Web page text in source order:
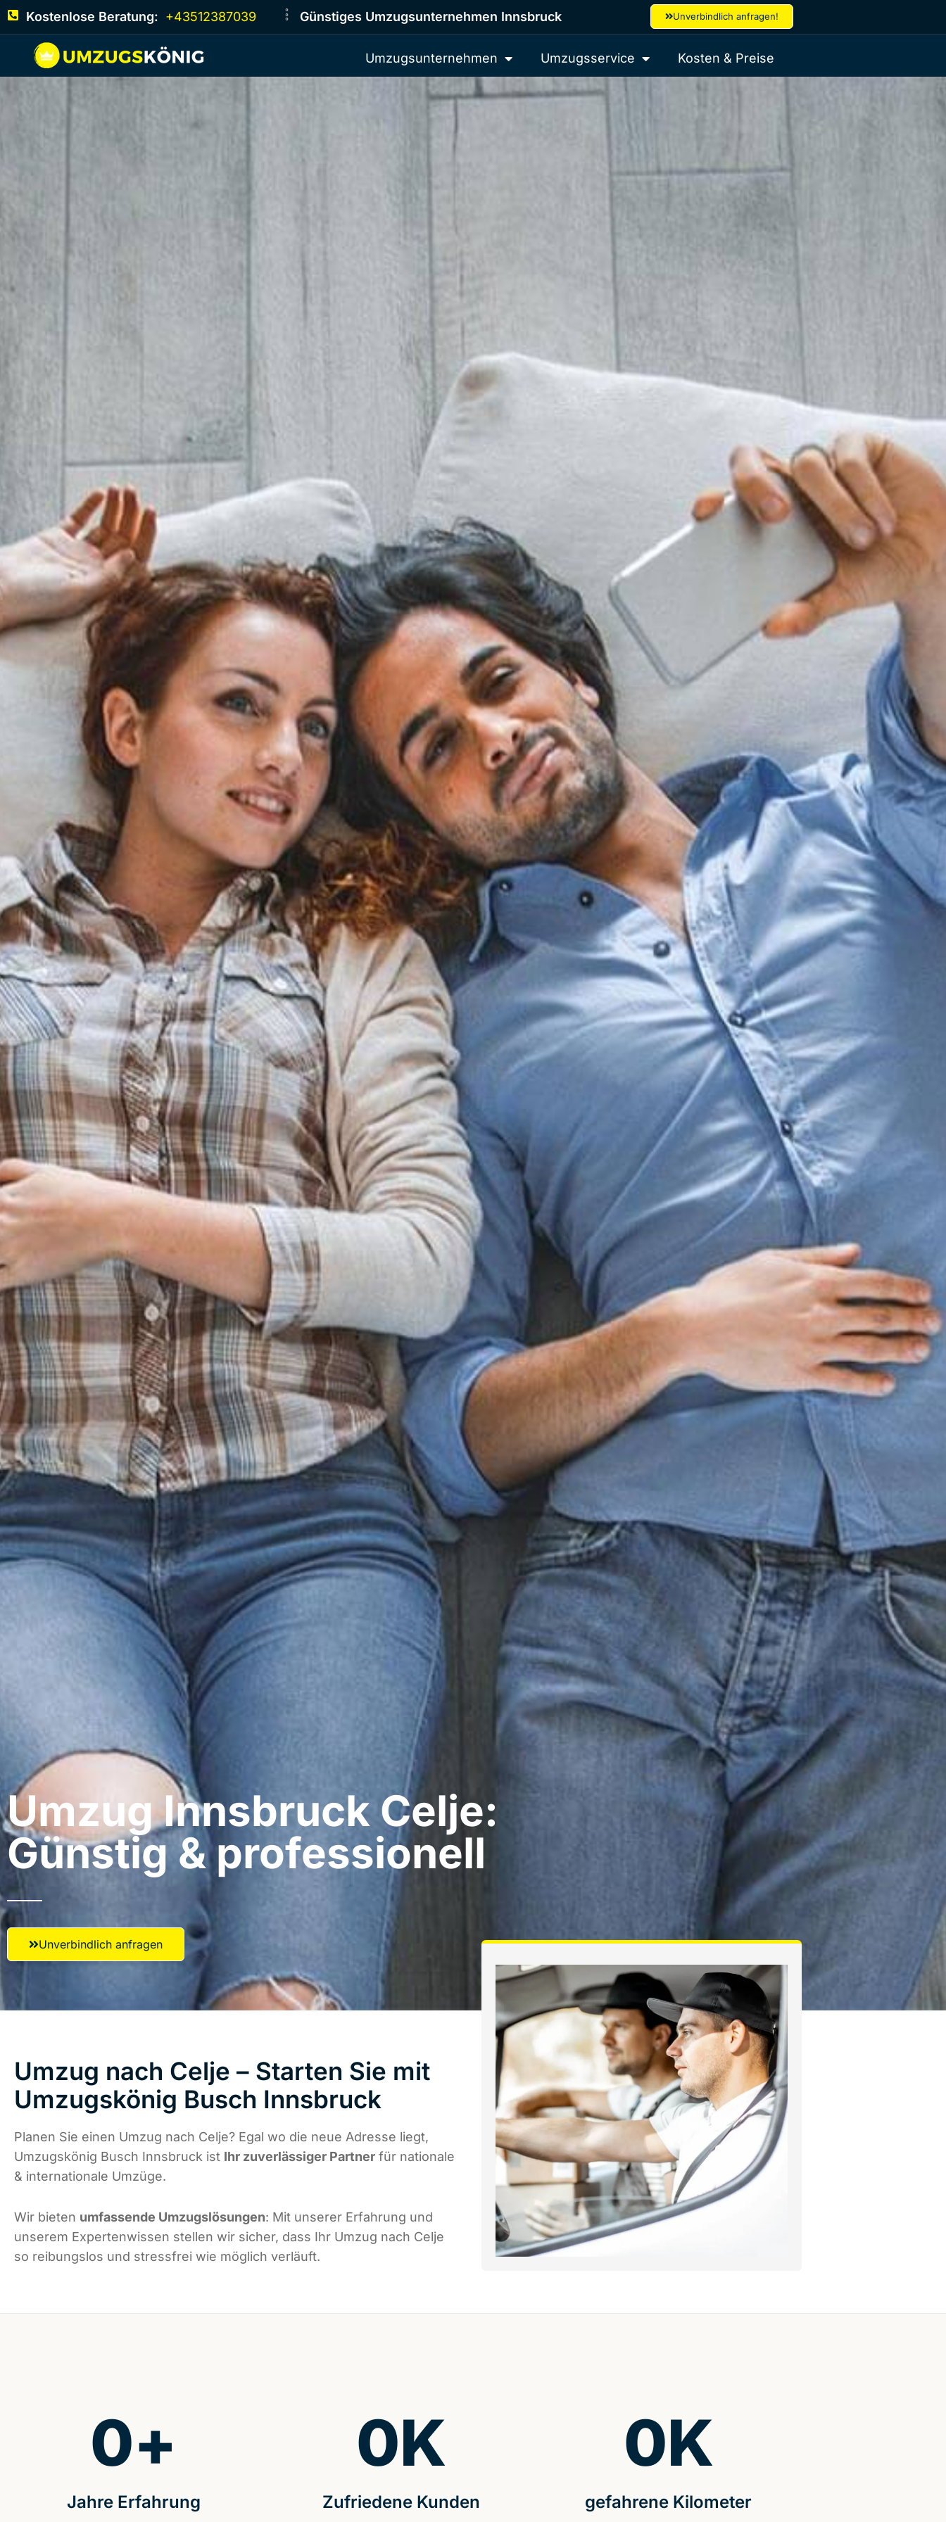
Kostenlose Beratung: +43512387039 Günstiges Umzugsunternehmen Innsbruck Unverbindlich anfragen!
Umzugsunternehmen Umzugsservice Kosten & Preise
Umzug Innsbruck​ Celje:
Günstig & professionell​
Unverbindlich anfragen
Umzug nach Celje – Starten Sie mit
Umzugskönig Busch Innsbruck
Planen Sie einen Umzug nach Celje? Egal wo die neue Adresse liegt,
Umzugskönig Busch Innsbruck ist Ihr zuverlässiger Partner für nationale
& internationale Umzüge.
Wir bieten umfassende Umzugslösungen: Mit unserer Erfahrung und
unserem Expertenwissen stellen wir sicher, dass Ihr Umzug nach Celje
so reibungslos und stressfrei wie möglich verläuft.
Jahre Erfahrung
0+
Zufriedene Kunden
0K
gefahrene Kilometer
0K